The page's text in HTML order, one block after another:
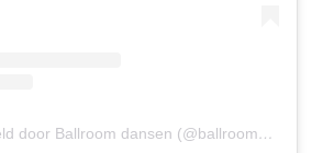
Een bericht gedeeld door Ballroom dansen (@ballroomdansen)